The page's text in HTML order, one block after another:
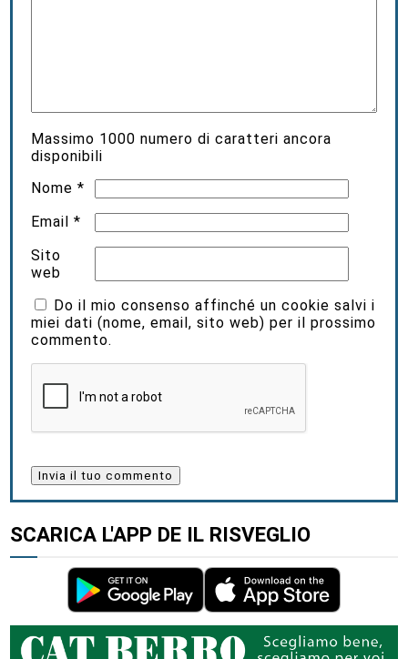
Massimo 1000 numero di caratteri ancora
disponibili
Nome*
Email*
Sito
web
Do il mio consenso affinché un cookie salvi i
miei dati (nome, email, sito web) per il prossimo
commento.
SCARICA L'APP DE IL RISVEGLIO